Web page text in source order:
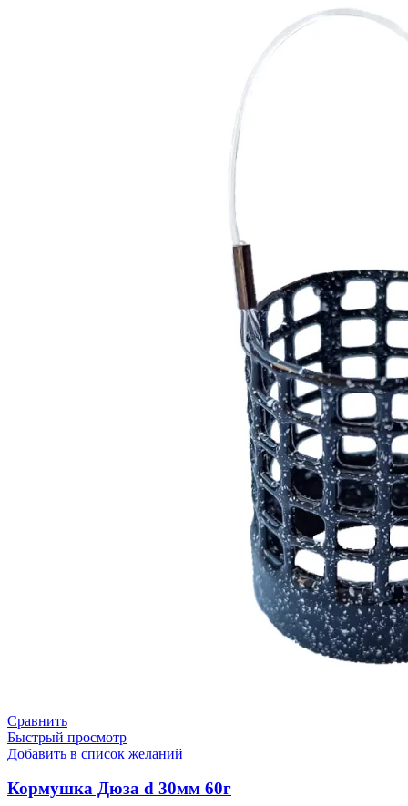
Сравнить
Быстрый просмотр
Добавить в список желаний
Кормушка Дюза d 30мм 60г